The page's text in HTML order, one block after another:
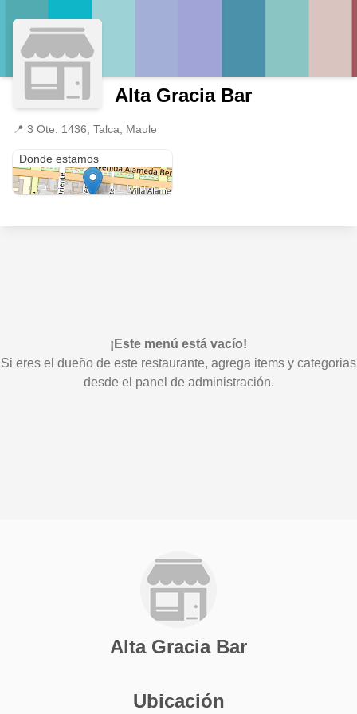
Alta Gracia Bar
📍 3 Ote. 1436, Talca, Maule
Donde estamos
¡Este menú está vacío!
Si eres el dueño de este restaurante, agrega items y categorias
desde el panel de administración.
Alta Gracia Bar
Ubicación